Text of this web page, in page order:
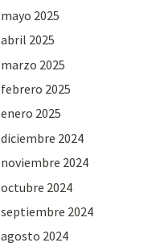
mayo 2025
abril 2025
marzo 2025
febrero 2025
enero 2025
diciembre 2024
noviembre 2024
octubre 2024
septiembre 2024
agosto 2024